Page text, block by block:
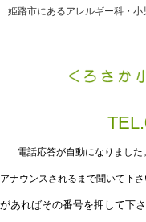
姫路市にあるアレルギー科・小
電話応答が自動になりまし
アナウンスされるまで聞いて下さ
があればその番号を押して下